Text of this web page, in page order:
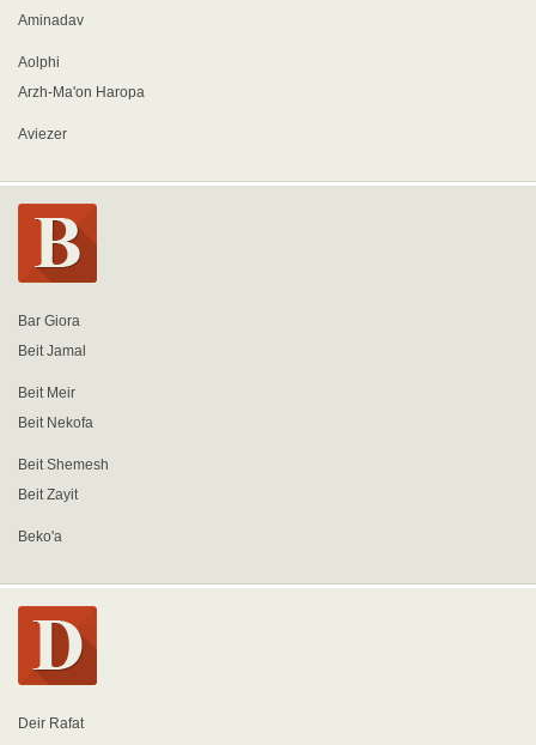
Aminadav
Aolphi
Arzh-Ma'on Haropa
Aviezer
Bar Giora
Beit Jamal
Beit Meir
Beit Nekofa
Beit Shemesh
Beit Zayit
Beko'a
Deir Rafat